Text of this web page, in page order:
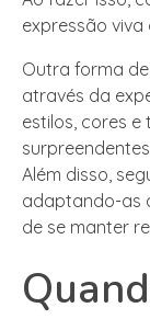
expressão viva
Outra forma
através da
estilos, cores
Além disso,
adaptando-as
de se manter